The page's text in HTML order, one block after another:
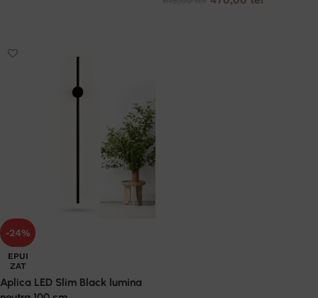
-24%
EPUI
ZAT
Aplica LED Slim Black lumina